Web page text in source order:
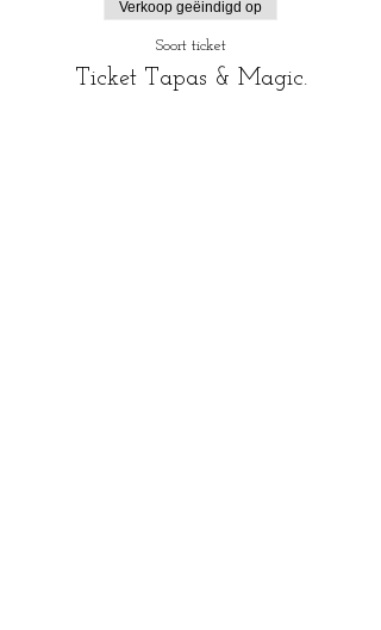
Verkoop geëindigd op
Soort ticket
Ticket Tapas & Magic.